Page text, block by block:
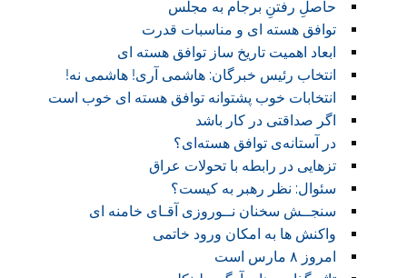
حاصلِ رفتنِ برجام به مجلس
توافق هسته ای و مناسبات قدرت
ابعاد اهمیت تاریخ ساز توافق هسته ای
انتخاب رئیس خبرگان: هاشمی آری! هاشمی نه!
انتخابات خوب پشتوانه توافق هسته ای خوب است
اگر صداقتی در کار باشد
در آستانه‌ی توافق هسته‌ای؟
تزهایی در رابطه با تحولات عراق
سئوال: نظر رهبر به کیست؟
سنجــش سخنان نــوروزی آقـای خامنه ای
واکنش ها به امکان ورود خاتمی
امروز ۸ مارس است